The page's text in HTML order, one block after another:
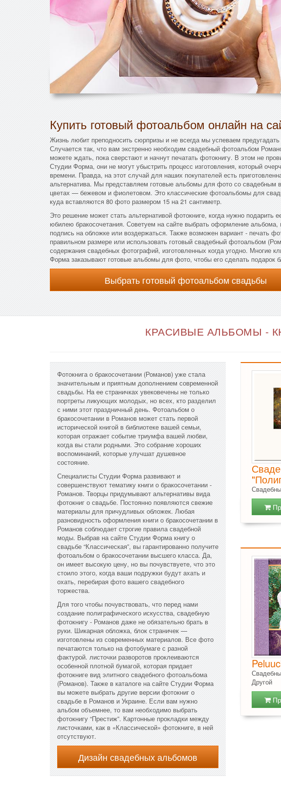
Купить готовый фотоальбом онлайн на
Жизнь любит преподносить сюрпризы и не всегда мы успеваем
Случается так, что вам экстренно необходим свадебный фотоальбом
можете ждать, пока сверстают и начнут печатать фотокнигу. В этом не
Студии Форма, они не могут убыстрить процесс изготовления, который
времени. Правда, на этот случай для наших покупателей есть
альтернатива. Мы представляем готовые альбомы для фото со свадебным
цветах — бежевом и фиолетовом. Это классические фотоальбомы для
куда вставляются 80 фото размером 15 на 21 сантиметр.
Это решение может стать альтернативой фотокниге, когда нужно подарить
юбилею бракосочетания. Советуем на сайте выбрать оформление альбома,
подпись на обложке или воздержаться. Также возможен вариант - печать
правильном размере или использовать готовый свадебный фотоальбом
содержания свадебных фотографий, изготовленных когда угодно. Многие
Форма заказывают готовые альбомы для фото, чтобы его сделать подарок
Выбрать готовый фотоальбом свадьбы
КРАСИВЫЕ АЛЬБОМЫ -
Фотокнига о бракосочетании (Романов) уже стала
значительным и приятным дополнением современной
свадьбы. На ее страничках увековечены не только
портреты ликующих молодых, но всех, кто разделил
с ними этот праздничный день. Фотоальбом о
бракосочетании в Романов может стать первой
исторической книгой в библиотеке вашей семьи,
которая отражает событие триумфа вашей любви,
когда вы стали родными. Это собрание хороших
воспоминаний, которые улучшат душевное
состояние.
Специалисты Студии Форма развивают и
совершенствуют тематику книги о бракосочетании -
Романов. Творцы придумывают альтернативы вида
фотокниг о свадьбе. Постоянно появляются свежие
материалы для причудливых обложек. Любая
разновидность оформления книги о бракосочетании в
Романов соблюдает строгие правила свадебной
моды. Выбрав на сайте Студии Форма книгу о
свадьбе “Классическая”, вы гарантированно получите
фотоальбом о бракосочетании высшего класса. Да,
он имеет высокую цену, но вы почувствуете, что это
стоило этого, когда ваши подружки будут ахать и
охать, перебирая фото вашего свадебного
торжества.
Для того чтобы почувствовать, что перед нами
создание полиграфического искусства, свадебную
фотокнигу - Романов даже не обязательно брать в
руки. Шикарная обложка, блок страничек —
изготовлены из современных материалов. Все фото
печатаются только на фотобумаге с разной
фактурой. листочки разворотов проклеиваются
особенной плотной бумагой, которая придает
фотокниге вид элитного свадебного фотоальбома
(Романов). Также в каталоге на сайте Студии Форма
вы можете выбрать другие версии фотокниг о
свадьбе в Романов и Украине. Если вам нужно
альбом объемнее, то вам необходимо выбрать
фотокнигу “Престиж”. Картонные прокладки между
листочками, как в «Классической» фотокниге, в ней
отсутствуют.
Дизайн свадебных альбомов
Другой